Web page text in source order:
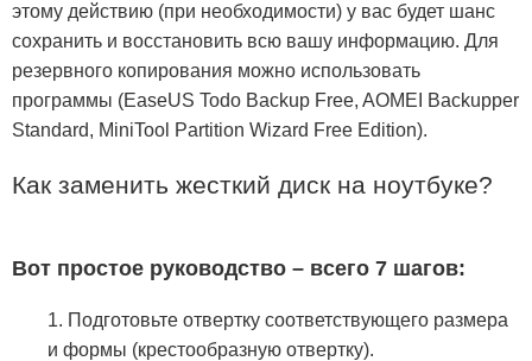
этому действию (при необходимости) у вас будет шанс
сохранить и восстановить всю вашу информацию. Для
резервного копирования можно использовать
программы (EaseUS Todo Backup Free, AOMEI Backupper
Standard, MiniTool Partition Wizard Free Edition).
Как заменить жесткий диск на ноутбуке?
Вот простое руководство – всего 7 шагов:
1. Подготовьте отвертку соответствующего размера
и формы (крестообразную отвертку).